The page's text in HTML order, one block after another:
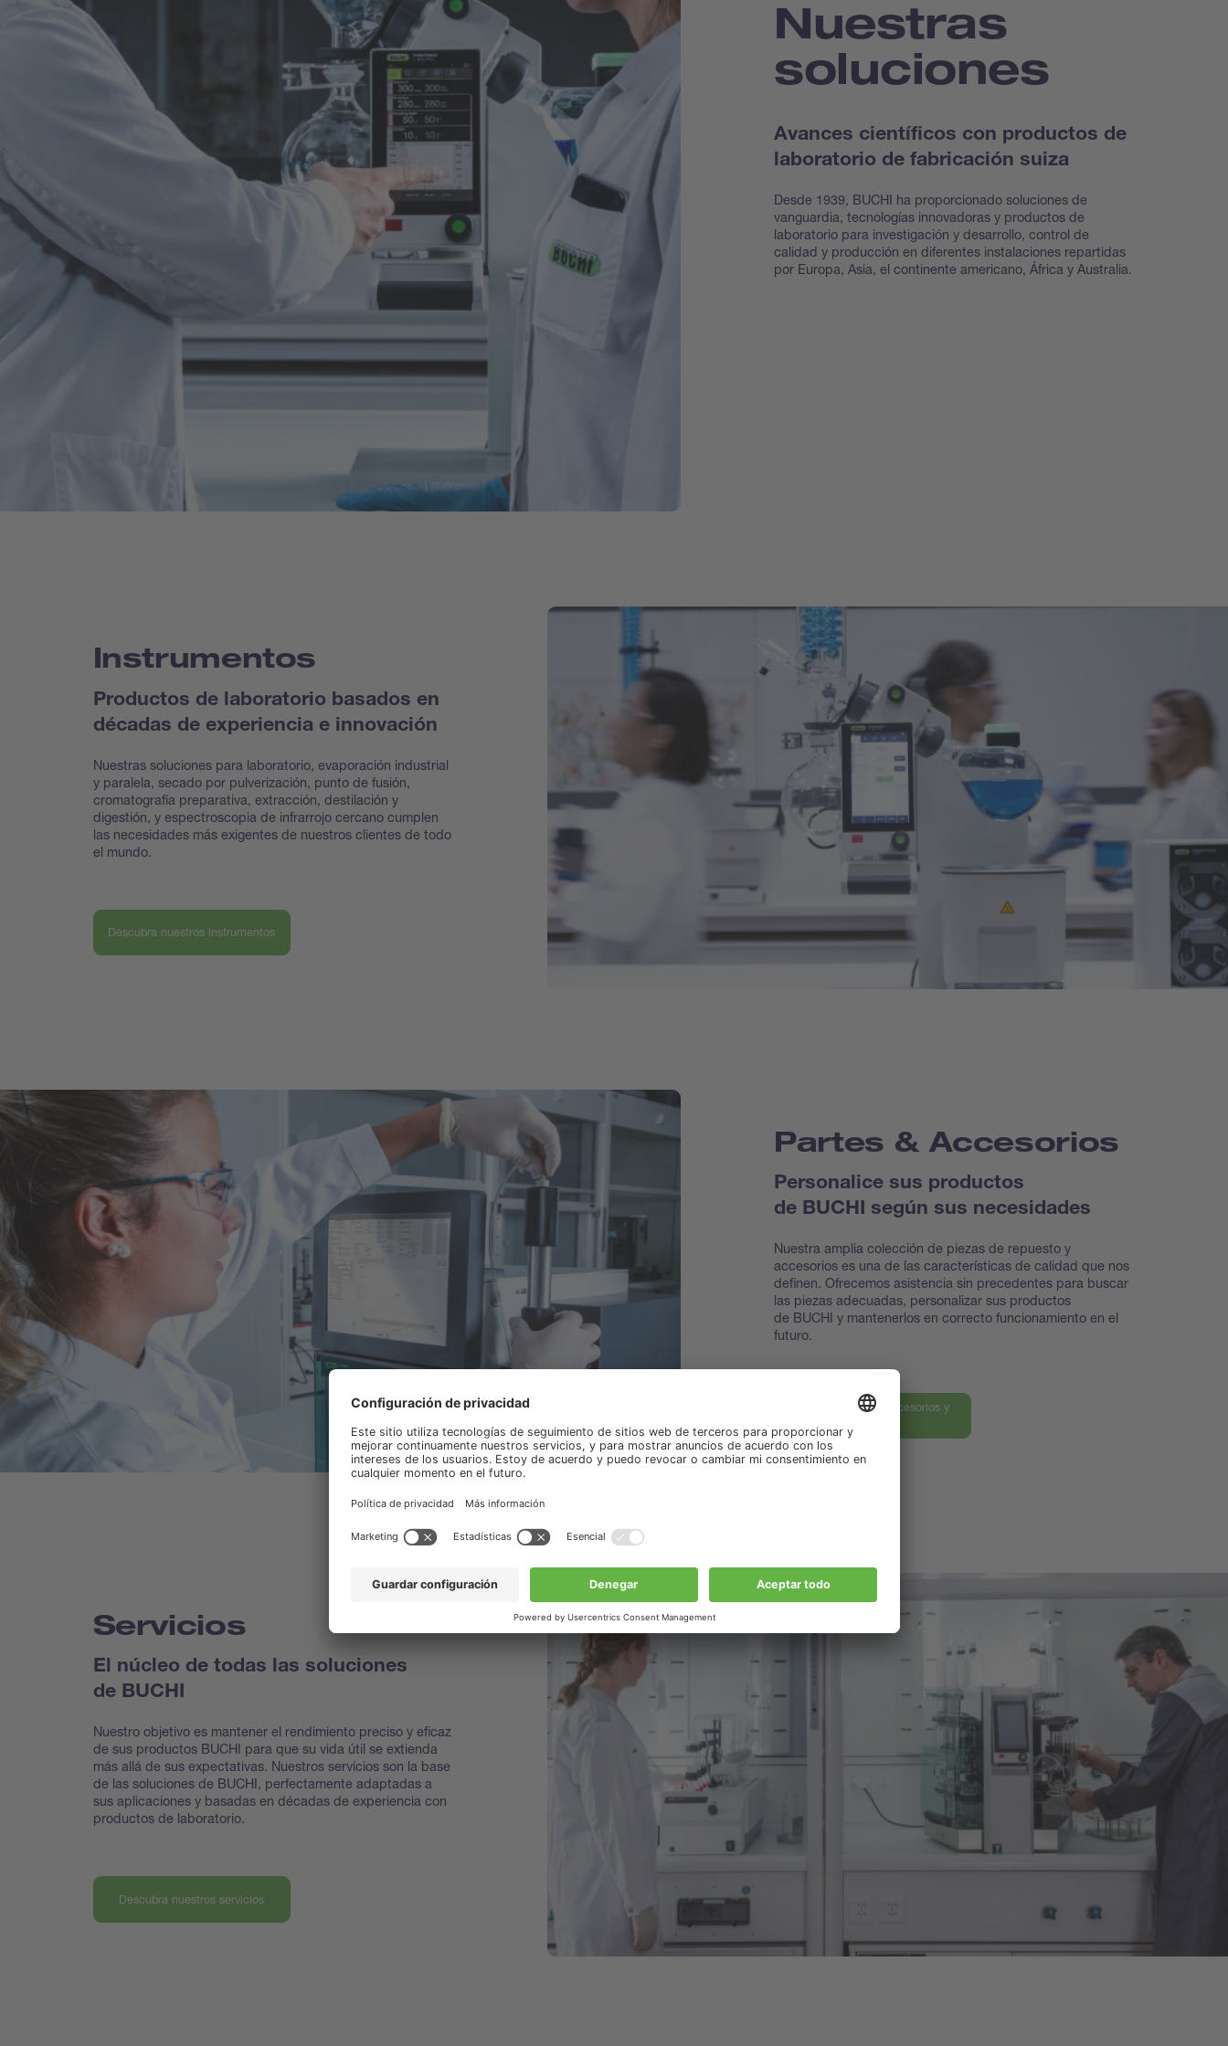
Nuestras
soluciones
Avances científicos con productos de
laboratorio de fabricación suiza
Desde 1939, BUCHI ha proporcionado soluciones de
vanguardia, tecnologías innovadoras y productos de
laboratorio para investigación y desarrollo, control de
calidad y producción en diferentes instalaciones repartidas
por Europa, Asia, el continente americano, África y Australia.
Instrumentos
Productos de laboratorio basados en
décadas de experiencia e innovación
Nuestras soluciones para laboratorio, evaporación industrial
y paralela, secado por pulverización, punto de fusión,
cromatografía preparativa, extracción, destilación y
digestión, y espectroscopia de infrarrojo cercano cumplen
las necesidades más exigentes de nuestros clientes de todo
el mundo.
Descubra nuestros instrumentos
Partes & Accesorios
Personalice sus productos
de BUCHI según sus necesidades
Nuestra amplia colección de piezas de repuesto y
accesorios es una de las características de calidad que nos
definen. Ofrecemos asistencia sin precedentes para buscar
las piezas adecuadas, personalizar sus productos
de BUCHI y mantenerlos en correcto funcionamiento en el
futuro.
Descubra nuestros accesorios y
Servicios
El núcleo de todas las soluciones
de BUCHI
Nuestro objetivo es mantener el rendimiento preciso y eficaz
de sus productos BUCHI para que su vida útil se extienda
más allá de sus expectativas. Nuestros servicios son la base
de las soluciones de BUCHI, perfectamente adaptadas a
sus aplicaciones y basadas en décadas de experiencia con
productos de laboratorio.
Descubra nuestros servicios